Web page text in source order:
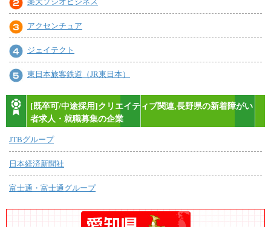
アクセンチュア
ジェイテクト
東日本旅客鉄道（JR東日本）
[既卒可/中途採用]クリエイティブ関連,長野県の新着障がい
者求人・就職募集の企業
JTBグループ
日本経済新聞社
富士通・富士通グループ